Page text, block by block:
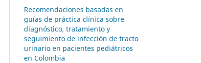
Recomendaciones basadas en
guías de práctica clínica sobre
diagnóstico, tratamiento y
seguimiento de infección de tracto
urinario en pacientes pediátricos
en Colombia